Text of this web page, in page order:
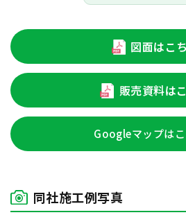
図面はこ
販売資料は
Googleマップはこ
同社施工例写真